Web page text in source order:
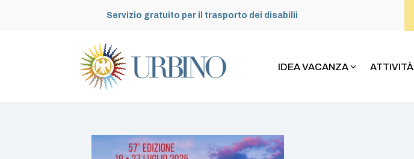
Servizio gratuito per il trasporto dei disabilii
IDEA VACANZA ATTIVITÀ